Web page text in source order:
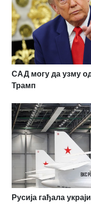
САД могу да узму
Трамп
Русија гађала